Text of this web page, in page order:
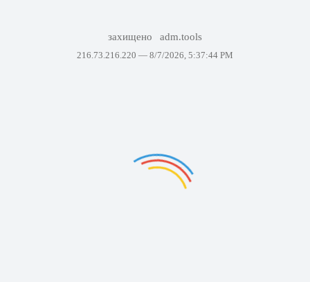
захищено adm.tools
216.73.216.220 — 8/7/2026, 5:37:44 PM